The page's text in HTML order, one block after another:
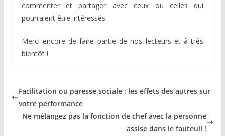
commenter et partager avec ceux ou celles qui
pourraient être intéressés.
Merci encore de faire partie de nos lecteurs et à très
bientôt !
Facilitation ou paresse sociale : les effets des autres sur
votre performance
Ne mélangez pas la fonction de chef avec la personne
assise dans le fauteuil !